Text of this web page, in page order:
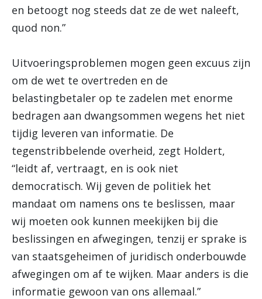
en betoogt nog steeds dat ze de wet naleeft,
quod non.”
Uitvoeringsproblemen mogen geen excuus zijn
om de wet te overtreden en de
belastingbetaler op te zadelen met enorme
bedragen aan dwangsommen wegens het niet
tijdig leveren van informatie. De
tegenstribbelende overheid, zegt Holdert,
“leidt af, vertraagt, en is ook niet
democratisch. Wij geven de politiek het
mandaat om namens ons te beslissen, maar
wij moeten ook kunnen meekijken bij die
beslissingen en afwegingen, tenzij er sprake is
van staatsgeheimen of juridisch onderbouwde
afwegingen om af te wijken. Maar anders is die
informatie gewoon van ons allemaal.”